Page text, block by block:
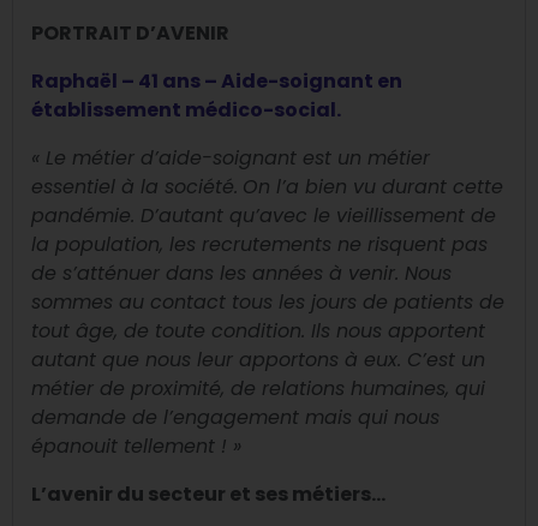
PORTRAIT D’AVENIR
Raphaël – 41 ans – Aide-soignant en
établissement médico-social.
« Le métier d’aide-soignant est un métier
essentiel à la société. On l’a bien vu durant cette
pandémie. D’autant qu’avec le vieillissement de
la population, les recrutements ne risquent pas
de s’atténuer dans les années à venir. Nous
sommes au contact tous les jours de patients de
tout âge, de toute condition. Ils nous apportent
autant que nous leur apportons à eux. C’est un
métier de proximité, de relations humaines, qui
demande de l’engagement mais qui nous
épanouit tellement ! »
L’avenir du secteur et ses métiers…